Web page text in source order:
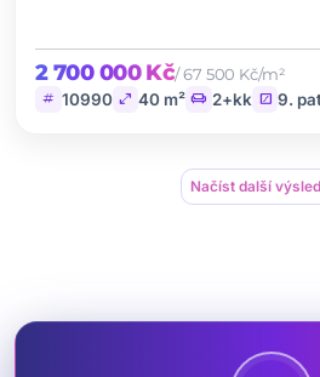
2 700 000 Kč/ 67 500 Kč/m²
tag 10990 open_in_full 40 m² chair 2+kk stairs 9.
Načíst další